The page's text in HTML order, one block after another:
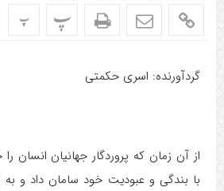
پ پ
گردآورنده: اسری حکمتی
از آن زمان که پروردگار جهانیان انسان
با بندگی و عبودیت خود سامان داد و به